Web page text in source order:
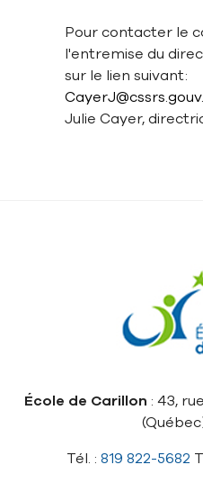
Pour contacter le
l'entremise du
sur le lien suivant:
Julie Cayer,
École de Carillon : 43,
Tél. : 819 822-5682